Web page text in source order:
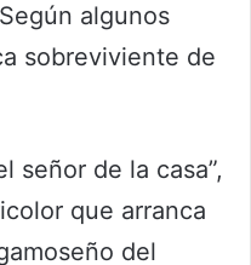
algunos
sobreviviente de
señor de la casa”,
que arranca
del